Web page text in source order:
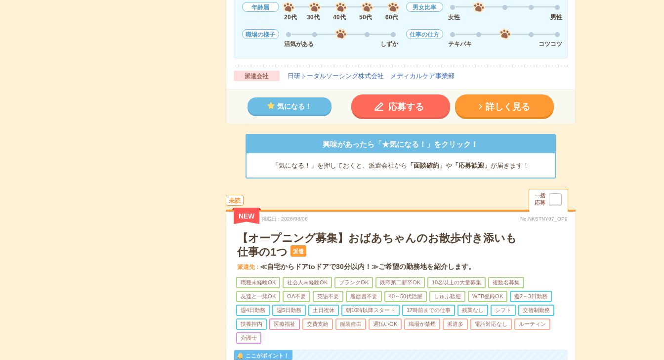
年齢層
20代
30代 40代 50代 60代
男女比率
女性
男性
職場の様子
活気がある
しずか
仕事の仕方
テキパキ
コツコツ
派遣会社 日研トータルソーシング株式会社 メディカルケア事業部
気になる！ 応募する 詳しく見る
興味があったら「★気になる！」をクリック！
「気になる！」を押しておくと、派遣会社から 「面談確約」 や「応募歓迎」 が届きます！
未読
一括
応募
NEW 掲載日 2026/08/08 No.NKSTNY07_OP9
【オープニング募集】おばあちゃんのお散歩付き添いも
仕事の1つ
派遣
派遣先 ≪自宅からドアtoドアで30分以内！≫ご希望の勤務地を紹介します。
職種未経験OK 社会人未経験OK ブランクOK 既卒第二新卒OK 10名以上の大量募集 複数名募集
友達と一緒OK OA不要 英語不要 履歴書不要 40～50代活躍 しゅふ歓迎 WEB登録OK 週2～3日勤務
週4日勤務 週5日勤務 土日祝休 朝10時以降スタート 17時前までの仕事 残業なし シフト 交替制勤務
扶養控内 医療福祉 交費支給 服装自由 週払いOK 職場が禁煙 派遣多 電話対応なし ルーティン
介護士
ここがポイント！